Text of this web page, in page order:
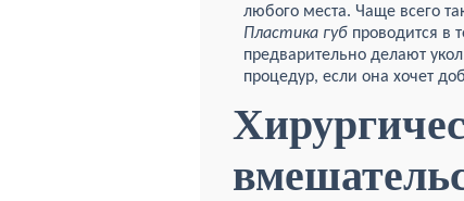
любого места. Чаще всего
Пластика губ проводится в
предварительно делают
процедур, если она хочет